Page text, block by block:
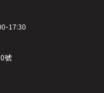
17:30
號